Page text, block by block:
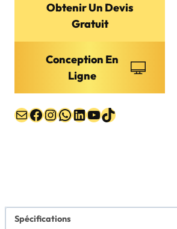
Obtenir Un Devis
Gratuit
Conception En
Ligne
E-mailFacebook
Instagram
WhatsApp
LinkedIn
YouTube
TikTok
Spécifications